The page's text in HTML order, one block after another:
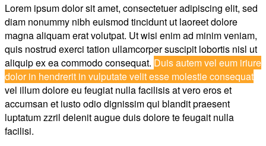
Lorem ipsum dolor sit amet, consectetuer adipiscing elit, sed
diam nonummy nibh euismod tincidunt ut laoreet dolore
magna aliquam erat volutpat. Ut wisi enim ad minim veniam,
quis nostrud exerci tation ullamcorper suscipit lobortis nisl ut
aliquip ex ea commodo consequat. Duis autem vel eum iriure
dolor in hendrerit in vulputate velit esse molestie consequat
vel illum dolore eu feugiat nulla facilisis at vero eros et
accumsan et iusto odio dignissim qui blandit praesent
luptatum zzril delenit augue duis dolore te feugait nulla
facilisi.